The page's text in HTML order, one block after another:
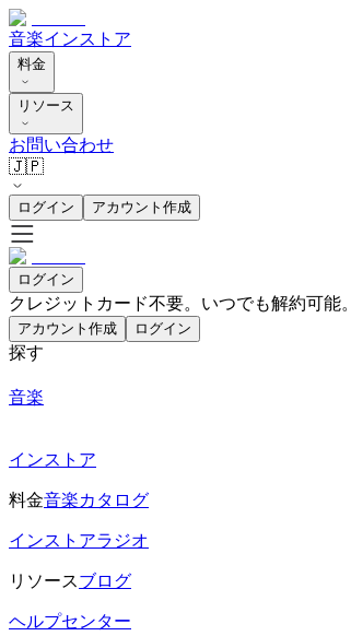
音楽インストア
料金
リソース
お問い合わせ
🇯🇵
ログイン アカウント作成
ログイン
クレジットカード不要。いつでも解約可能。
アカウント作成 ログイン
探す
音楽
インストア
料金音楽カタログ
インストアラジオ
リソースブログ
ヘルプセンター